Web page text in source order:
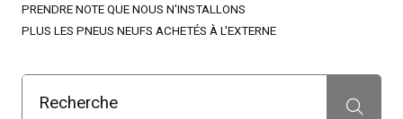
PRENDRE NOTE QUE NOUS N'INSTALLONS
PLUS LES PNEUS NEUFS ACHETÉS À L'EXTERNE
Recherche Recherche